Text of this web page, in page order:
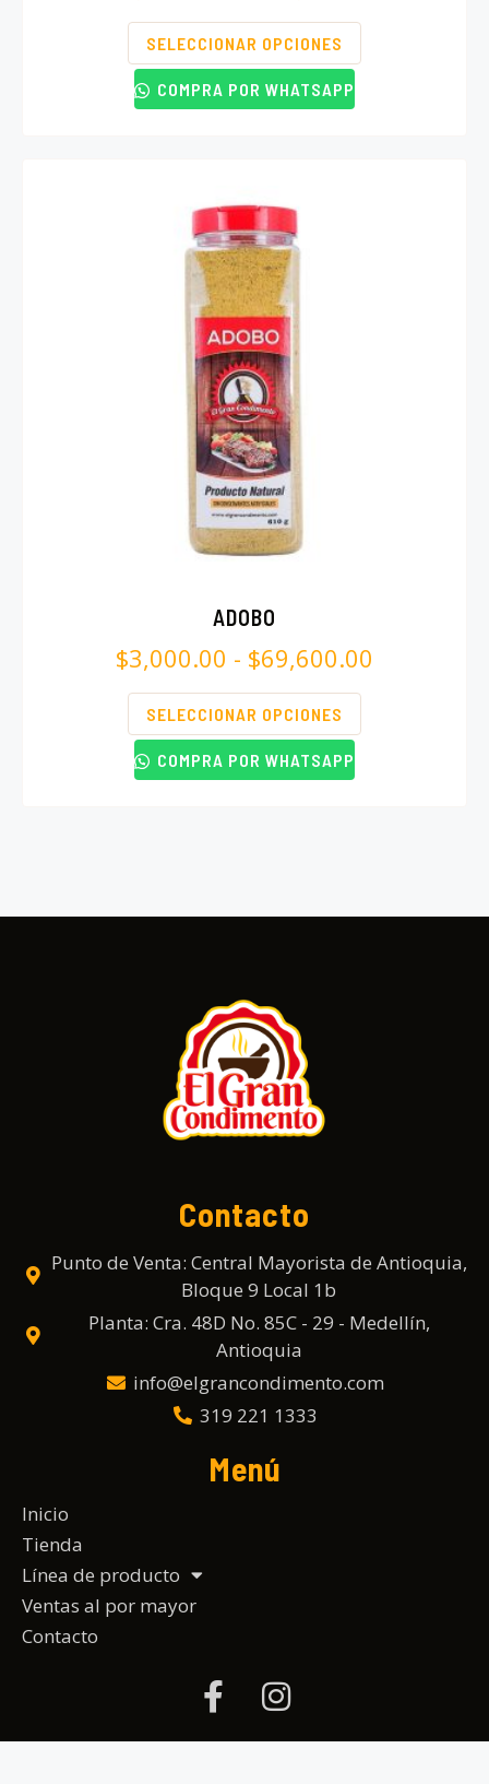
SELECCIONAR OPCIONES
COMPRA POR WHATSAPP
ADOBO
$3,000.00 - $69,600.00
SELECCIONAR OPCIONES
COMPRA POR WHATSAPP
Contacto
Punto de Venta: Central Mayorista de Antioquia,
Bloque 9 Local 1b
Planta: Cra. 48D No. 85C - 29 - Medellín,
Antioquia
info@elgrancondimento.com
319 221 1333
Menú
Inicio
Tienda
Línea de producto
Ventas al por mayor
Contacto